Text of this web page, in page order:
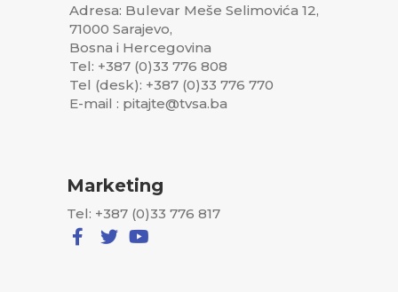
Adresa: Bulevar Meše Selimovića 12,
71000 Sarajevo,
Bosna i Hercegovina
Tel: +387 (0)33 776 808
Tel (desk): +387 (0)33 776 770
E-mail : pitajte@tvsa.ba
Marketing
Tel: +387 (0)33 776 817